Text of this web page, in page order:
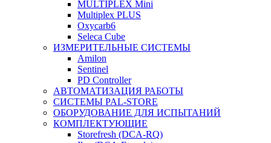
MULTIPLEX Mini
Multiplex PLUS
Oxycarb6
Seleca Cube
ИЗМЕРИТЕЛЬНЫЕ СИСТЕМЫ
Amilon
Sentinel
PD Controller
АВТОМАТИЗАЦИЯ РАБОТЫ
СИСТЕМЫ PAL-STORE
ОБОРУДОВАНИЕ ДЛЯ ИСПЫТАНИЙ
КОМПЛЕКТУЮЩИЕ
Storefresh (DCA-RQ)